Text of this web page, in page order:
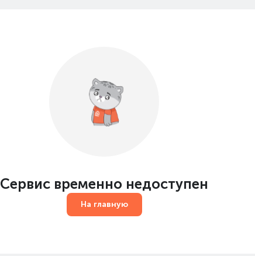
Сервис временно недоступен
На главную